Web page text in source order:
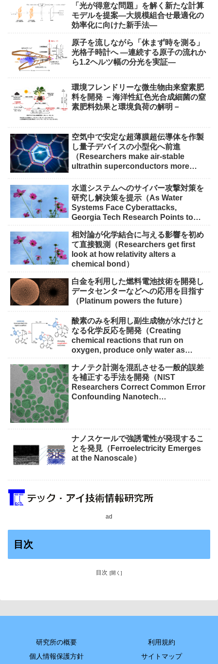
「光が得意な問題」を解く新たな計算
モデルを提案―大規模組合せ最適化の
効率化に向けた新手法―
原子を流しながら「休まず時を測る」
光格子時計へ ―連続する原子の流れか
ら1.2ヘルツ幅の分光を実証―
環境フレンドリーな微生物由来窒素肥
料を開発 －海洋性紅色光合成細菌の窒
素肥料効果と環境負荷の解明－
空気中で安定な超薄膜超伝導体を作製
し量子デバイスの小型化へ前進
（Researchers make air-stable
ultrathin superconductors more
水道システムへのサイバー攻撃対策を
研究し解決策を提示（As Water
Systems Face Cyberattacks,
Georgia Tech Research Points to
相対論が化学結合に与える影響を初め
て直接観測（Researchers get first
look at how relativity alters a
chemical bond）
白金を利用した燃料電池技術を開発し
データセンターなどへの応用を目指す
（Platinum powers the future）
酸素のみを利用し副生成物が水だけと
なる化学反応を開発（Creating
chemical reactions that run on
oxygen, produce only water as
ナノテク計測を混乱させる一般的誤差
を補正する手法を開発（NIST
Researchers Correct Common Error
Confounding Nanotech
ナノスケールで強誘電性が発現するこ
とを発見（Ferroelectricity Emerges
at the Nanoscale）
ad
目次
目次
研究所の概要
利用規約
個人情報保護方針
サイトマップ